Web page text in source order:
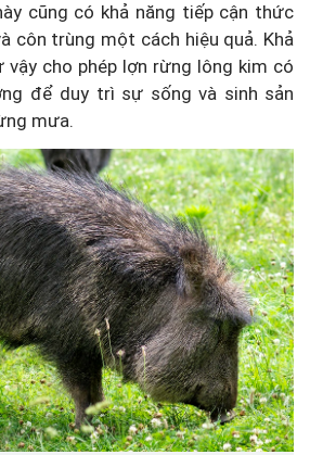
cũng có khả năng tiếp cận thức
côn trùng một cách hiệu quả. Khả
vậy cho phép lợn rừng lông kim có
để duy trì sự sống và sinh sản
mưa.